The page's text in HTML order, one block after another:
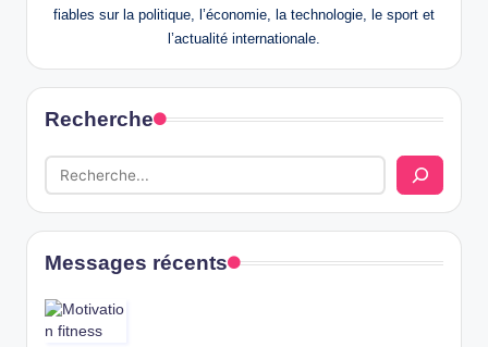
fiables sur la politique, l’économie, la technologie, le sport et
l’actualité internationale.
Recherche
Messages récents